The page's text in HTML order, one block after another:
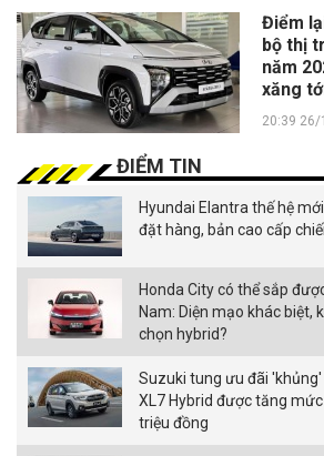
Điểm
bộ thị
năm
xăng
20:39
ĐIỂM TIN
Hyundai Elantra thế hệ
đặt hàng, bản cao cấp
Honda City có thể sắp
Nam: Diện mạo khác biệt,
chọn hybrid?
Suzuki tung ưu đãi
XL7 Hybrid được tăng
triệu đồng